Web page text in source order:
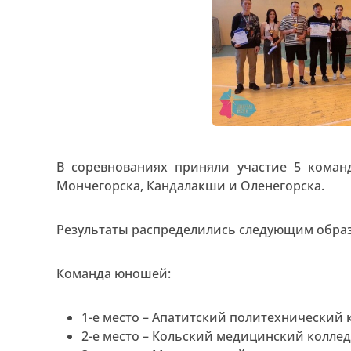
В соревнованиях приняли участие 5
Мончегорска, Кандалакши и Оленегорска.
Результаты распределились следующим
Команда юношей:
1-е место – Апатитский
2-е место – Кольский медицинский